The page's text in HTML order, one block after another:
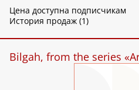
Цена доступна подписчикам
История продаж (1)
Bilgah, from the series